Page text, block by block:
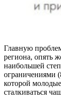
Главную
региона, опять
наибольшей
ограничениями
которой
сталкиваться